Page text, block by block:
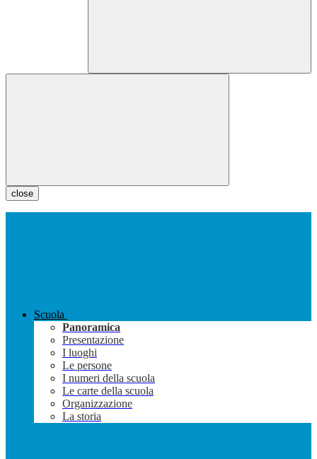
close
Scuola
Panoramica
Presentazione
I luoghi
Le persone
I numeri della scuola
Le carte della scuola
Organizzazione
La storia